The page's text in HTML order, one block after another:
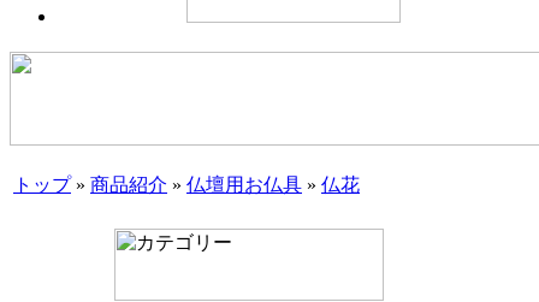
トップ» 商品紹介 » 仏壇用お仏具 » 仏花